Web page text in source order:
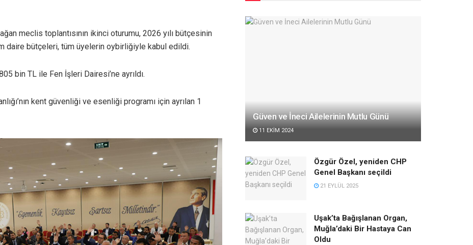
meclis toplantısının ikinci oturumu, 2026 yılı bütçesinin
daire bütçeleri, tüm üyelerin oybirliğiyle kabul edildi.
bin TL ile Fen İşleri Dairesi’ne ayrıldı.
kent güvenliği ve esenliği programı için ayrılan 1
Güven ve İneci Ailelerinin Mutlu Günü
11 EKIM 2024
Özgür Özel, yeniden CHP
Genel Başkanı seçildi
21 EYLÜL 2025
Uşak’ta Bağışlanan Organ,
Muğla’daki Bir Hastaya Can
Oldu